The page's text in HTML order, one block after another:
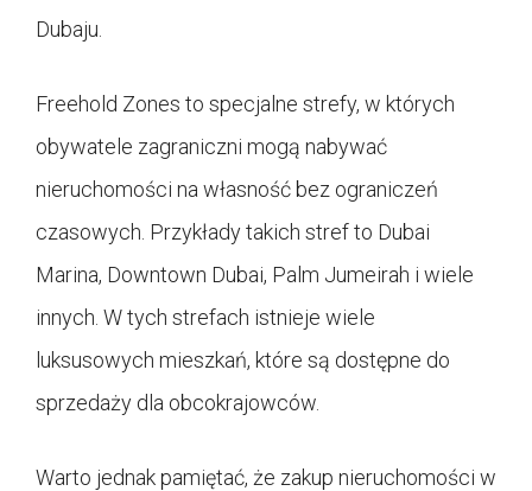
Dubaju.
Freehold Zones to specjalne strefy, w których
obywatele zagraniczni mogą nabywać
nieruchomości na własność bez ograniczeń
czasowych. Przykłady takich stref to Dubai
Marina, Downtown Dubai, Palm Jumeirah i wiele
innych. W tych strefach istnieje wiele
luksusowych mieszkań, które są dostępne do
sprzedaży dla obcokrajowców.
Warto jednak pamiętać, że zakup nieruchomości w